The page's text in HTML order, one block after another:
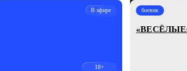
В эфире
18+
боевик